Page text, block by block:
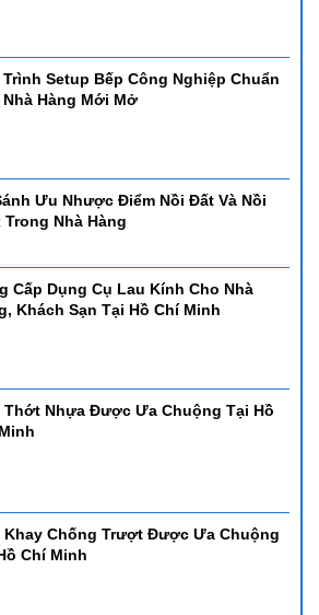
Trình Setup Bếp Công Nghiệp Chuẩn
Nhà Hàng Mới Mở
Ưu Nhược Điểm Nồi Đất Và Nồi
Trong Nhà Hàng
Cấp Dụng Cụ Lau Kính Cho Nhà
Khách Sạn Tại Hồ Chí Minh
Thớt Nhựa Được Ưa Chuộng Tại Hồ
Khay Chống Trượt Được Ưa Chuộng
Chí Minh